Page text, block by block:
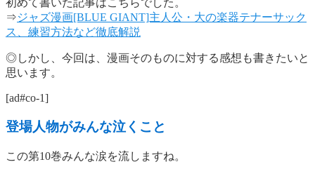
初めて書いた記事はこちらでした。
⇒ジャズ漫画[BLUE GIANT]主人公・大の楽器テナーサック
ス、練習方法など徹底解説
◎しかし、今回は、漫画そのものに対する感想も書きたいと
思います。
[ad#co-1]
登場人物がみんな泣くこと
この第10巻みんな涙を流しますね。